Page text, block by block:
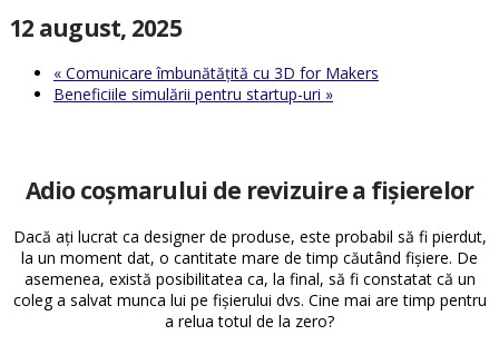
12 august, 2025
« Comunicare îmbunătățită cu 3D for Makers
Beneficiile simulării pentru startup-uri »
Adio coșmarului de revizuire a fișierelor
Dacă ați lucrat ca designer de produse, este probabil să fi pierdut,
la un moment dat, o cantitate mare de timp căutând fișiere. De
asemenea, există posibilitatea ca, la final, să fi constatat că un
coleg a salvat munca lui pe fișierului dvs. Cine mai are timp pentru
a relua totul de la zero?